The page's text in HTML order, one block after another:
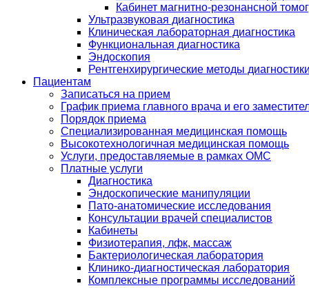
Кабинет магнитно-резонансной
Ультразвуковая диагностика
Клиническая лабораторная диагностика
Функциональная диагностика
Эндоскопия
Рентгенхирургические методы
Пациентам
Записаться на прием
График приема главного врача и его
Порядок приема
Специализированная медицинская помощь
Высокотехнологичная медицинская помощь
Услуги, предоставляемые в рамках ОМС
Платные услуги
Диагностика
Эндоскопические манипуляции
Пато-анатомические исследования
Консультации врачей специалистов
Кабинеты
Физиотерапия, лфк, массаж
Бактериологическая лаборатория
Клинико-диагностическая лаборатория
Комплексные программы исследований